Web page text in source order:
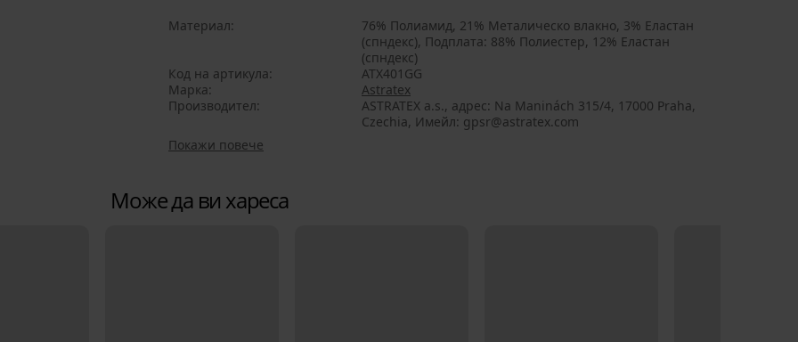
Материал
76% Полиамид, 21% Металическо влакно, 3% Еластан
(спндекс), Подплата: 88% Полиестер, 12% Еластан
(спндекс)
Код на артикула
ATX401GG
Марка
Astratex
Производител
ASTRATEX a.s., aдрес: Na Maninách 315/4, 17000 Praha,
Czechia, Имейл: gpsr@astratex.com
Покажи повече
Може да ви хареса